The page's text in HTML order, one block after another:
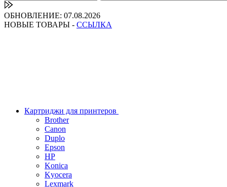
ОБНОВЛЕНИЕ: 07.08.2026
НОВЫЕ ТОВАРЫ - ССЫЛКА
Картриджи для принтеров
Brother
Canon
Duplo
Epson
HP
Konica
Kyocera
Lexmark